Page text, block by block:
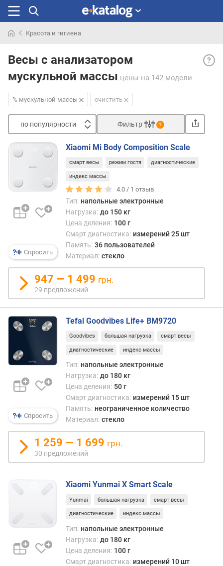
раньше
Красота и гигиена
Весы с анализатором
мускульной массы цены на 142 модели
%
% мускульной массы очистить
по популярности
у
л
н
о
с
т
и
о
д
ш
е
ы
х
д
о
о
о
р
о
Фильтр 1
Спросить
Xiaomi Mi Body Composition Scale
смарт весы режим гостя диагностические
индекс массы
4.0 / 1 отзыв
Тип: напольные электронные
Нагрузка: до 150 кг
Цена деления: 100 г
Смарт диагностика: измерений 25 шт
Память: 36 пользователей
Материал: стекло
947 — 1 499 грн.
29 предложений
Спросить
Tefal Goodvibes Life+ BM9720
Goodvibes большая нагрузка смарт весы
диагностические индекс массы
Тип: напольные электронные
Нагрузка: до 180 кг
Цена деления: 50 г
Смарт диагностика: измерений 15 шт
Память: неограниченное количество
Материал: стекло
1 259 — 1 699 грн.
30 предложений
Xiaomi Yunmai X Smart Scale
Yunmai большая нагрузка смарт весы
диагностические индекс массы
Тип: напольные электронные
Нагрузка: до 180 кг
Цена деления: 100 г
Смарт диагностика: измерений 10 шт